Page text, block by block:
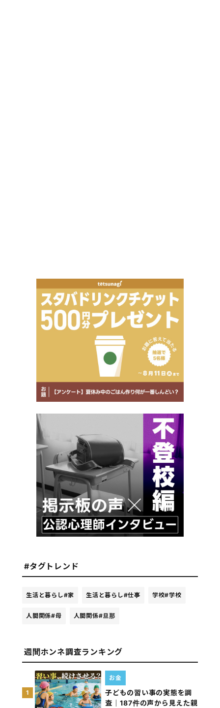
#タグトレンド
生活と暮らし#家 生活と暮らし#仕事 学校#学校
人間関係#母 人間関係#旦那
週間ホンネ調査ランキング
1
子どもの習い事の実態を調
査｜187件の声から見えた親
お金